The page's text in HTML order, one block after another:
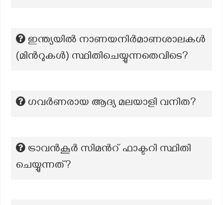
ഇന്ത്യയിൽ നാണയനിർമാണശാലകൾ
(മിൻറുകൾ) സ്ഥിതിചെയ്യുന്നതെവിടെ?
ഗവർണരായ ആദ്യ മലയാളി വനിത?
ട്രാവന്‍കൂര്‍ സിമന്‍റ് ഫാക്ടറി സ്ഥിതി
ചെയ്യുന്നത്?